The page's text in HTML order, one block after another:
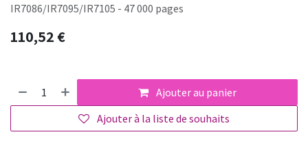
IR7086/IR7095/IR7105 - 47 000 pages
110,52€
Ajouter au panier
Ajouter à la liste de souhaits